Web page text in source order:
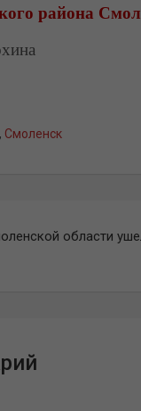
района
, Смоленск
области